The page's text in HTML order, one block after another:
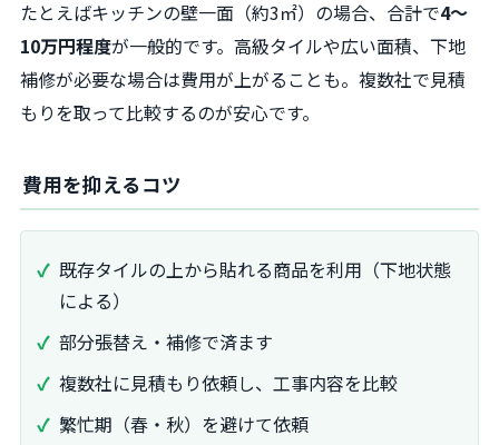
たとえばキッチンの壁一面（約3㎡）の場合、合計で4〜
10万円程度が一般的です。高級タイルや広い面積、下地
補修が必要な場合は費用が上がることも。複数社で見積
もりを取って比較するのが安心です。
費用を抑えるコツ
既存タイルの上から貼れる商品を利用（下地状態
による）
部分張替え・補修で済ます
複数社に見積もり依頼し、工事内容を比較
繁忙期（春・秋）を避けて依頼